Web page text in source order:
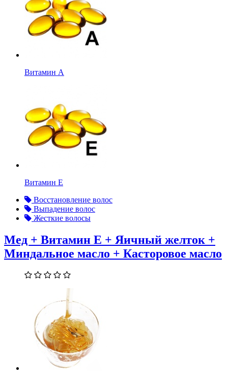
Витамин А
Витамин Е
Восстановление волос
Выпадение волос
Жесткие волосы
Мед + Витамин Е + Яичный желток +
Миндальное масло + Касторовое масло